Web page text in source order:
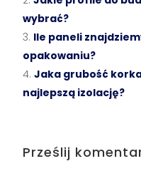
wybrać?
Ile paneli
opakowaniu?
Jaka grubość
najlepszą izolację?
Prześlij